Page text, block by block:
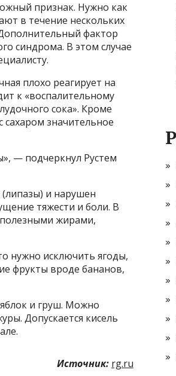
признак. Нужно как
в течение нескольких
фактор
синдрома. В этом случае
плохо реагирует на
к «воспалительному
сока». Кроме
значительное
— подчеркнул Рустем
и нарушен
тяжести и боли. В
полезными жирами,
нужно исключить ягоды,
фрукты вроде бананов,
и груш. Можно
Допускается кисель
Источник: rg.ru